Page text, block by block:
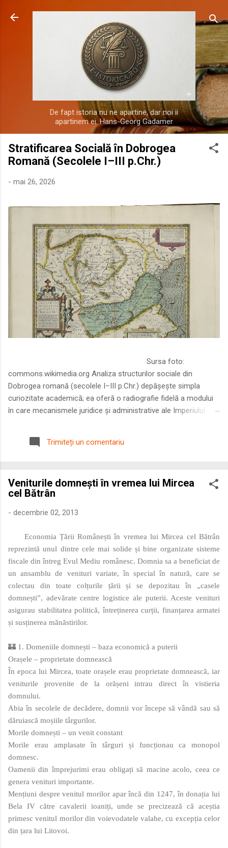
Treceți la conținutul principal
De fapt istoria nu ne apartine, dar noi ii
apartinem ei. Hans-Georg Gadamer
Stratificarea Socială în Dobrogea
Romană (Secolele I–III p.Chr.)
- mai 26, 2026
Sursa foto:
commons.wikimedia.org Analiza structurilor sociale din
Dobrogea romană (secolele I–III p.Chr.) depășește simpla
curiozitate academică; ea oferă o radiografie fidelă a modului
în care mecanismele juridice și administrative ale Imperiului
Într-o epocă în care prosperitatea excepțională a lumii romane
era susținută de o mobilitate socială dinamică și de o libertate
roman – în special a cetățenilor romani ( cives Romani ) în
țesutul urban și rural dobrogean – ne permite să măsurăm cu
precizie profunzimea și ritmul procesului de rom...
Trimiteți un comentariu
Veniturile domnești în vremea lui Mircea
cel Bătrân
- decembrie 02, 2013
Economia Țării Românești în vremea lui Mircea cel Bătrân
reprezintă unul dintre cele mai solide și bine organizate sisteme
fiscale din întreg Evul Mediu românesc. Domnia sa a beneficiat de
un ansamblu de venituri variate, în special în natură, care se
colectau din toate colțurile țării și se depozitau în „casele
domnești”, adevărate centre logistice ale puterii. Aceste venituri
asigurau stabilitatea politică, întreținerea curții, finanțarea armatei
și susținerea mănăstirilor.
🏰 1. Domeniile domnești – baza economică a puterii
Orașele – proprietate domnească
În epoca lui Mircea, toate orașele erau proprietate domnească, iar
veniturile provenite de la orășeni intrau direct în vistieria
domnului.
Abia în secolele de decădere, domnii vor începe să vândă sau să
dăruiască moșiile târgurilor.
Morile domnești – un venit constant
Morile erau amplasate în târguri și funcționau ca monopol
domnesc.
Oamenii din împrejurimi erau obligați să macine acolo, ceea ce
genera venituri importante.
Mențiuni despre venitul morilor apar încă din 1247, în donația lui
Bela IV către cavalerii ioaniți, unde se precizează că aceștia
primesc venitul morilor din voievodatele valahe, cu excepția celor
din țara lui Litovoi.